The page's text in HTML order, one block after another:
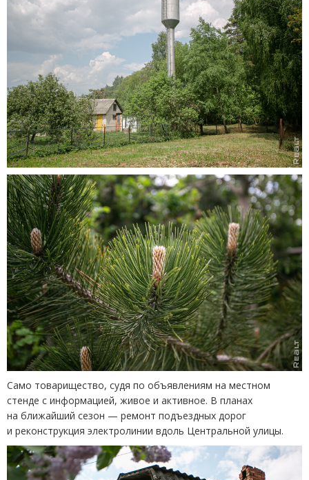
Само товарищество, судя по объявлениям на местном
стенде с информацией, живое и активное. В планах
на ближайший сезон — ремонт подъездных дорог
и реконструкция электролинии вдоль Центральной улицы.